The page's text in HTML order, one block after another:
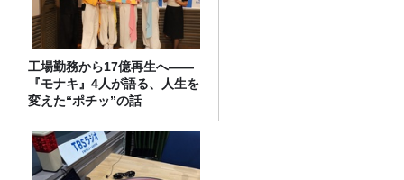
工場勤務から17億再生へ——
『モナキ』4人が語る、人生を
変えた“ポチッ”の話